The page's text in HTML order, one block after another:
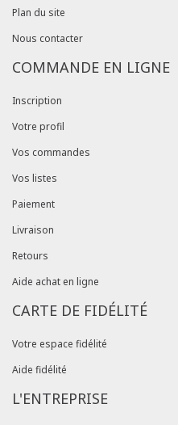
Plan du site
Nous contacter
COMMANDE EN LIGNE
Inscription
Votre profil
Vos commandes
Vos listes
Paiement
Livraison
Retours
Aide achat en ligne
CARTE DE FIDÉLITÉ
Votre espace fidélité
Aide fidélité
L'ENTREPRISE